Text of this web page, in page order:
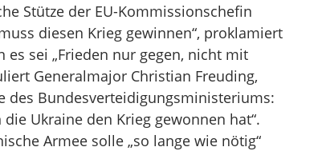
Stütze der EU-Kommissionschefin
diesen Krieg gewinnen“, proklamiert
es sei „Frieden nur gegen, nicht mit
Generalmajor Christian Freuding,
des Bundesverteidigungsministeriums:
Ukraine den Krieg gewonnen hat“.
Armee solle „so lange wie nötig“